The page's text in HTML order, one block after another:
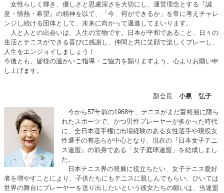
女性らしく輝き、優しさと思慮深さを大切にし、運営理念とする『誠
意・情熱・希望』の精神を以て、「今、何ができるか」を常に考えチャレ
ンジし続ける団体として、未来に向かって邁進してまいります。
人と人との出会いは、人生の宝物です。日本が平和であること、日々の
生活とテニスができる喜びに感謝し、仲間と共に笑顔で楽しくプレーし、
人生をエンジョイしましょう！
今後とも、皆様の温かいご指導・ご協力を賜りますよう、心よりお願い申
し上げます。
副会長 小泉 弘子
今から57年前の1968年、テニスがまだ富裕層に限ら
れたスポーツで、かつ男性プレーヤーが多かった時代
に、全日本選手権に出場経験のある女性選手や現役女
性選手の有志らが中心となり、現在の『日本女子テニ
ス連盟』の前身である「女子庭球連盟」を結成しまし
た。
日本テニス界の発展に役立ちたい、女子テニス愛好
者を増やすことにより、子供たちにもテニスに親しんでもらい、ひいては
世界の舞台にプレーヤーを送り出したいという彼女たちの願いは、当連盟